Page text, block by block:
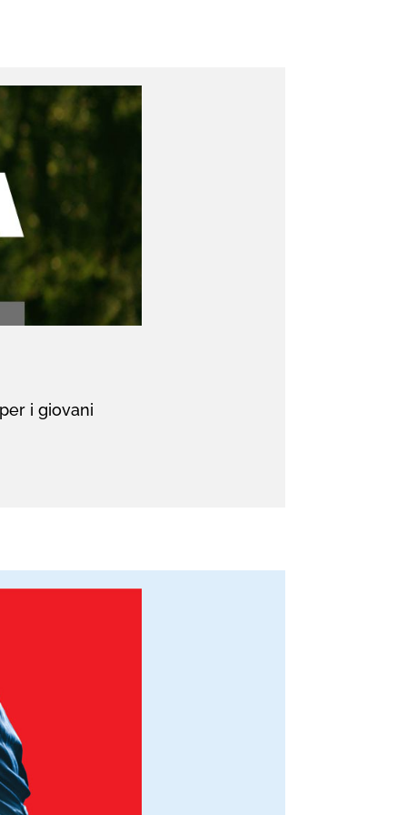
i giovani